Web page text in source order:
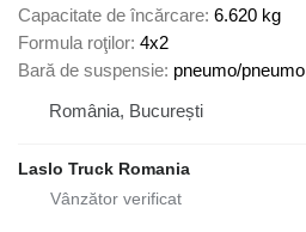
Capacitate de încărcare 6.620 kg
Formula roţilor 4x2
Bară de suspensie pneumo/pneumo
România, București
Laslo Truck Romania